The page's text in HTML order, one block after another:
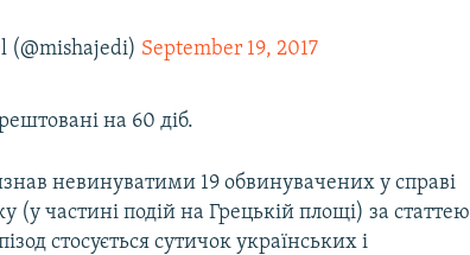
(@mishajedi) September 19, 2017
на 60 діб.
невинуватими 19 обвинувачених у справі
(у частині подій на Грецькій площі) за статтею
стосується сутичок українських і